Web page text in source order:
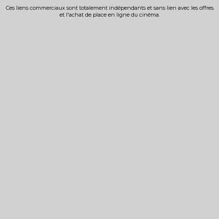
Ces liens commerciaux sont totalement indépendants et sans lien avec les offres
et l'achat de place en ligne du cinéma.